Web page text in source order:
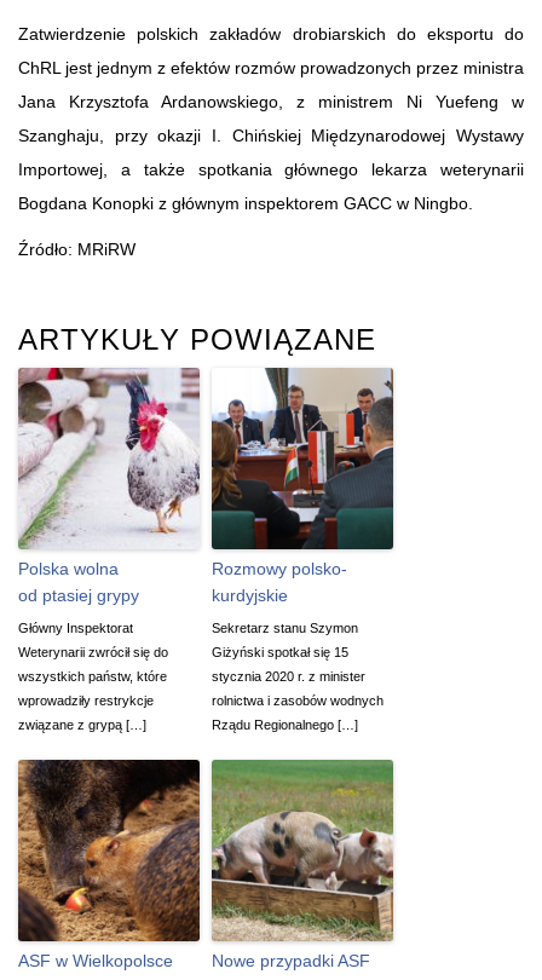
Zatwierdzenie polskich zakładów drobiarskich do eksportu do
ChRL jest jednym z efektów rozmów prowadzonych przez ministra
Jana Krzysztofa Ardanowskiego, z ministrem Ni Yuefeng w
Szanghaju, przy okazji I. Chińskiej Międzynarodowej Wystawy
Importowej, a także spotkania głównego lekarza weterynarii
Bogdana Konopki z głównym inspektorem GACC w Ningbo.
Źródło: MRiRW
ARTYKUŁY POWIĄZANE
Polska wolna
od ptasiej grypy
Główny Inspektorat
Weterynarii zwrócił się do
wszystkich państw, które
wprowadziły restrykcje
związane z grypą […]
Rozmowy polsko-
kurdyjskie
Sekretarz stanu Szymon
Giżyński spotkał się 15
stycznia 2020 r. z minister
rolnictwa i zasobów wodnych
Rządu Regionalnego […]
ASF w Wielkopolsce Nowe przypadki ASF